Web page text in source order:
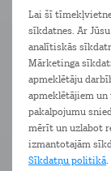
Lai šī
sīkdatnes. Ar
analītiskās
Mārketinga
apmeklētāju
apmeklētājiem
pakalpojumu
mērīt un uzlabot
izmantotajām
Sīkdatņu politikā.
Vairāk